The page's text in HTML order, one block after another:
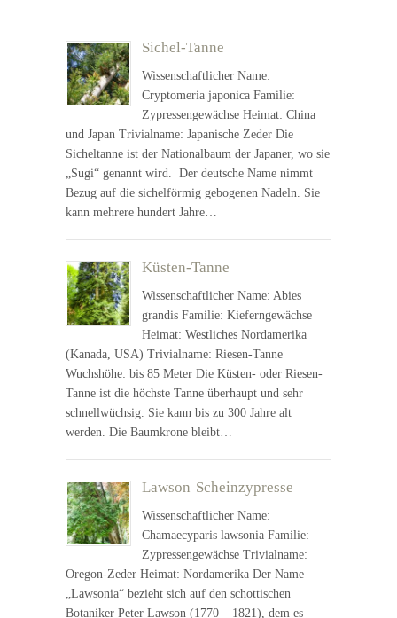
Sichel-Tanne
Wissenschaftlicher Name:
Cryptomeria japonica Familie:
Zypressengewächse Heimat: China
und Japan Trivialname: Japanische Zeder Die
Sicheltanne ist der Nationalbaum der Japaner, wo sie
„Sugi“ genannt wird. Der deutsche Name nimmt
Bezug auf die sichelförmig gebogenen Nadeln. Sie
kann mehrere hundert Jahre…
Küsten-Tanne
Wissenschaftlicher Name: Abies
grandis Familie: Kieferngewächse
Heimat: Westliches Nordamerika
(Kanada, USA) Trivialname: Riesen-Tanne
Wuchshöhe: bis 85 Meter Die Küsten- oder Riesen-
Tanne ist die höchste Tanne überhaupt und sehr
schnellwüchsig. Sie kann bis zu 300 Jahre alt
werden. Die Baumkrone bleibt…
Lawson Scheinzypresse
Wissenschaftlicher Name:
Chamaecyparis lawsonia Familie:
Zypressengewächse Trivialname:
Oregon-Zeder Heimat: Nordamerika Der Name
„Lawsonia“ bezieht sich auf den schottischen
Botaniker Peter Lawson (1770 – 1821), dem es